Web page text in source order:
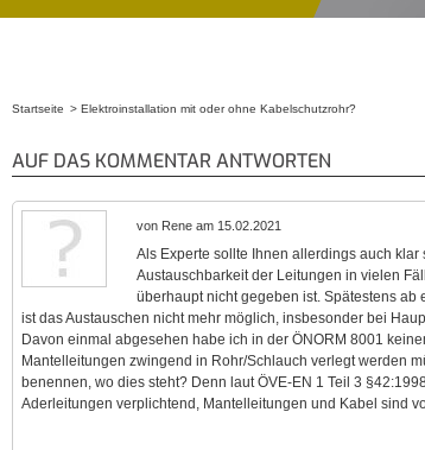
Startseite Elektroinstallation mit oder ohne Kabelschutzrohr?
AUF DAS KOMMENTAR ANTWORTEN
von Rene am 15.02.2021
Als Experte sollte Ihnen allerdings auch
Austauschbarkeit der Leitungen in vielen
überhaupt nicht gegeben ist. Spätestens
ist das Austauschen nicht mehr möglich, insbesonder bei
Davon einmal abgesehen habe ich in der ÖNORM 8001
Mantelleitungen zwingend in Rohr/Schlauch verlegt werden
benennen, wo dies steht? Denn laut ÖVE-EN 1 Teil 3
Aderleitungen verplichtend, Mantelleitungen und Kabel sind